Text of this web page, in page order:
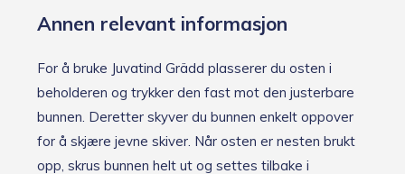
Annen relevant informasjon
For å bruke Juvatind Grädd plasserer du osten i
beholderen og trykker den fast mot den justerbare
bunnen. Deretter skyver du bunnen enkelt oppover
for å skjære jevne skiver. Når osten er nesten brukt
opp, skrus bunnen helt ut og settes tilbake i